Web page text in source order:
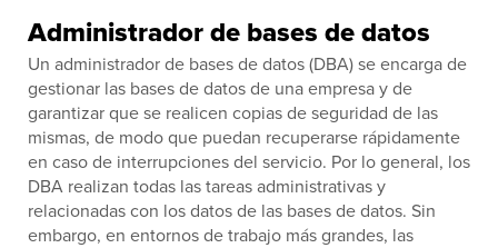
Administrador de bases de datos
Un administrador de bases de datos (DBA) se encarga de
gestionar las bases de datos de una empresa y de
garantizar que se realicen copias de seguridad de las
mismas, de modo que puedan recuperarse rápidamente
en caso de interrupciones del servicio. Por lo general, los
DBA realizan todas las tareas administrativas y
relacionadas con los datos de las bases de datos. Sin
embargo, en entornos de trabajo más grandes, las